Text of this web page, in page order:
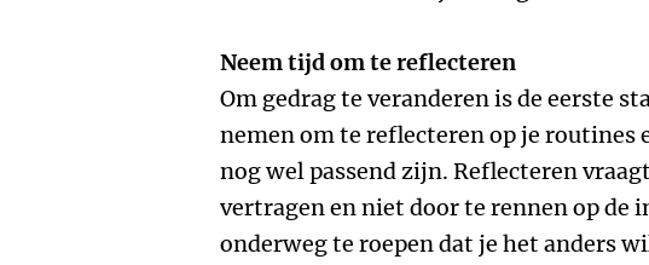
Neem tijd om te reflecteren
Om gedrag te veranderen is de eerste
nemen om te reflecteren op je routines
nog wel passend zijn. Reflecteren
vertragen en niet door te rennen op de
onderweg te roepen dat je het anders